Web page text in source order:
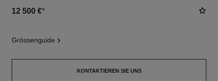
12 500 €*
grössenguide
KONTAKTIEREN SIE UNS